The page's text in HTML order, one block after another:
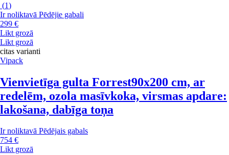
(1)
Ir noliktavā Pēdējie gabali
299 €
Likt grozā
Likt grozā
citas varianti
Vipack
Vienvietīga gulta Forrest90x200 cm, ar
redelēm, ozola masīvkoka, virsmas apdare:
lakošana, dabīga toņa
Ir noliktavā Pēdējais gabals
754 €
Likt grozā